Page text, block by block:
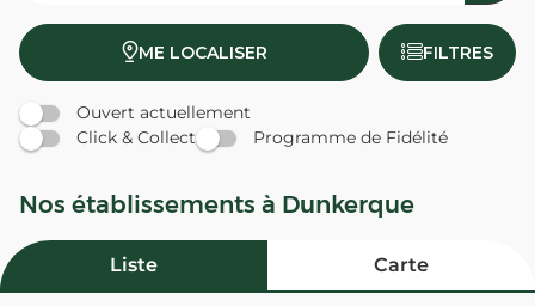
ME LOCALISER FILTRES
Ouvert actuellement
Click & Collect
Programme de Fidélité
Nos établissements à Dunkerque
Liste Carte